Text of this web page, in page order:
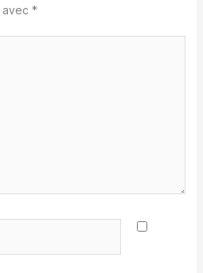
avec *